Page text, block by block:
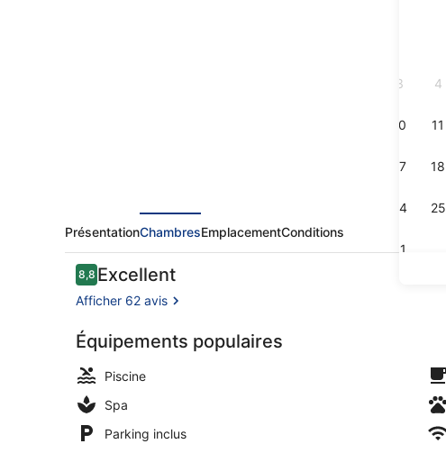
3 4
10 11
17 18
24 25
31
PrésentationChambresEmplacementConditions
Avis
voyageurs
8,88,8 sur 10
Excellent
Afficher 62 avis
Équipements populaires
Piscine
Spa
Parking inclus